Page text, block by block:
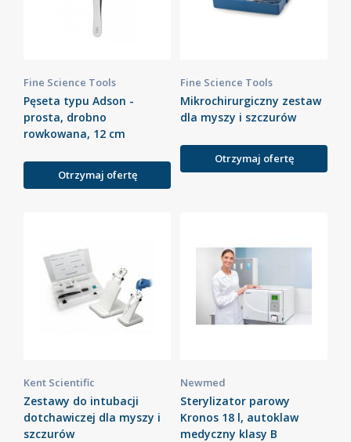
Fine Science Tools
Pęseta typu Adson -
prosta, drobno
rowkowana, 12 cm
Otrzymaj ofertę
Fine Science Tools
Mikrochirurgiczny zestaw
dla myszy i szczurów
Otrzymaj ofertę
Kent Scientific
Zestawy do intubacji
dotchawiczej dla myszy i
szczurów
Newmed
Sterylizator parowy
Kronos 18 l, autoklaw
medyczny klasy B